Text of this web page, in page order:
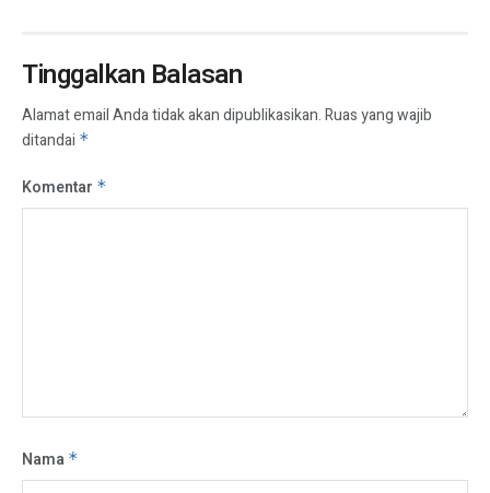
Tinggalkan Balasan
Alamat email Anda tidak akan dipublikasikan.Ruas yang wajib
ditandai *
Komentar *
Nama *